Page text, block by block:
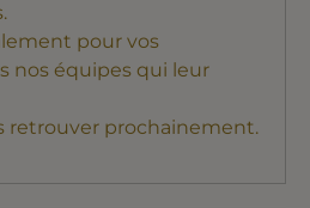
pour vos
nos équipes qui leur
retrouver prochainement.